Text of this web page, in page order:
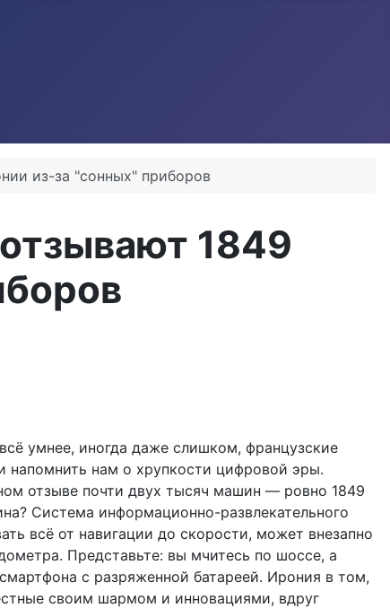
из-за "сонных" приборов
1849
умнее, иногда даже слишком, французские
напомнить нам о хрупкости цифровой эры.
отзыве почти двух тысяч машин — ровно 1849
Система информационно-развлекательного
всё от навигации до скорости, может внезапно
Представьте: вы мчитесь по шоссе, а
с разряженной батареей. Ирония в том,
своим шармом и инновациями, вдруг